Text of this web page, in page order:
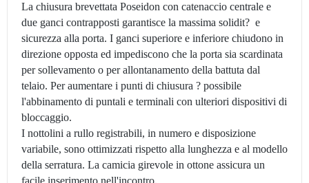
La chiusura brevettata Poseidon con catenaccio centrale e
due ganci contrapposti garantisce la massima solidit? e
sicurezza alla porta. I ganci superiore e inferiore chiudono in
direzione opposta ed impediscono che la porta sia scardinata
per sollevamento o per allontanamento della battuta dal
telaio. Per aumentare i punti di chiusura ? possibile
l'abbinamento di puntali e terminali con ulteriori dispositivi di
bloccaggio.
I nottolini a rullo registrabili, in numero e disposizione
variabile, sono ottimizzati rispetto alla lunghezza e al modello
della serratura. La camicia girevole in ottone assicura un